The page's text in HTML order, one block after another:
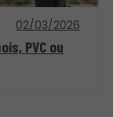
02/03/2026
PVC ou